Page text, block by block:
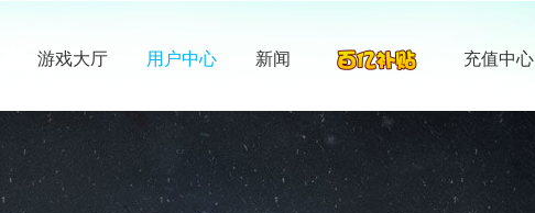
游戏大厅 用户中心 新闻 充值中心